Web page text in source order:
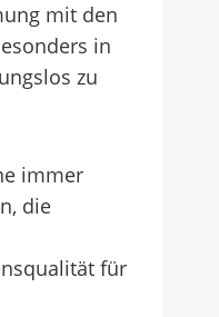
mit den
in
zu
immer
die
für